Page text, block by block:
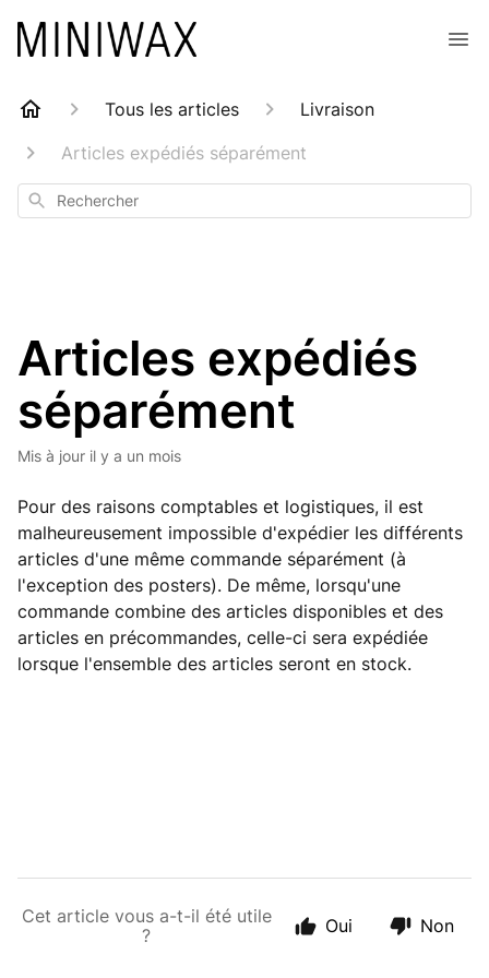
Tous les articles
Livraison
Articles expédiés séparément
Rechercher
Articles expédiés
séparément
Mis à jour il y a un mois
Pour des raisons comptables et logistiques, il est
malheureusement impossible d'expédier les différents
articles d'une même commande séparément (à
l'exception des posters). De même, lorsqu'une
commande combine des articles disponibles et des
articles en précommandes, celle-ci sera expédiée
lorsque l'ensemble des articles seront en stock.
Cet article vous a-t-il été utile
?
Oui Non